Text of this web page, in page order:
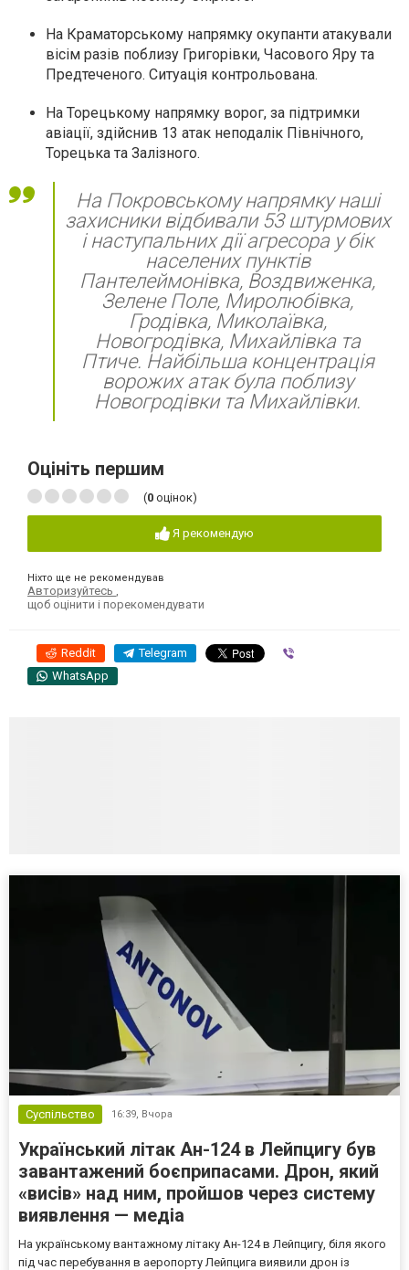
На Краматорському напрямку окупанти атакували
вісім разів поблизу Григорівки, Часового Яру та
Предтеченого. Ситуація контрольована.
На Торецькому напрямку ворог, за підтримки
авіації, здійснив 13 атак неподалік Північного,
Торецька та Залізного.
На Покровському напрямку наші
захисники відбивали 53 штурмових
і наступальних дії агресора у бік
населених пунктів
Пантелеймонівка, Воздвиженка,
Зелене Поле, Миролюбівка,
Гродівка, Миколаївка,
Новогродівка, Михайлівка та
Птиче. Найбільша концентрація
ворожих атак була поблизу
Новогродівки та Михайлівки.
Оцініть першим
(0 оцінок)
Я рекомендую
Ніхто ще не рекомендував
Авторизуйтесь ,
щоб оцінити і порекомендувати
Reddit Telegram
WhatsApp
Суспільство 16:39, Вчора
Український літак Ан-124 в Лейпцигу був
завантажений боєприпасами. Дрон, який
«висів» над ним, пройшов через систему
виявлення — медіа
На українському вантажному літаку Ан-124 в Лейпцигу, біля якого
під час перебування в аеропорту Лейпцига виявили дрон із